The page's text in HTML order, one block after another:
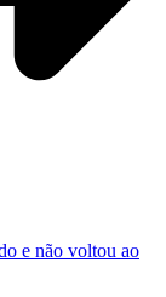
e não voltou ao